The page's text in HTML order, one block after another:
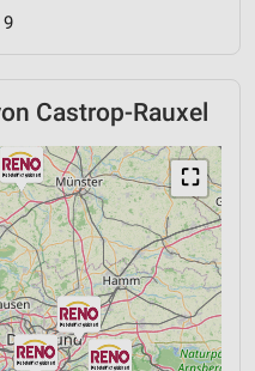
9
Castrop-Rauxel
⛶